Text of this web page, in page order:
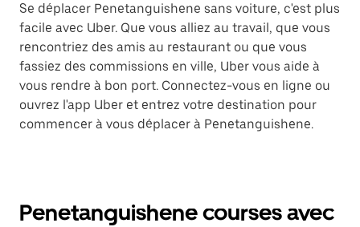
Se déplacer Penetanguishene sans voiture, c'est plus
facile avec Uber. Que vous alliez au travail, que vous
rencontriez des amis au restaurant ou que vous
fassiez des commissions en ville, Uber vous aide à
vous rendre à bon port. Connectez-vous en ligne ou
ouvrez l'app Uber et entrez votre destination pour
commencer à vous déplacer à Penetanguishene.
Penetanguishene courses avec